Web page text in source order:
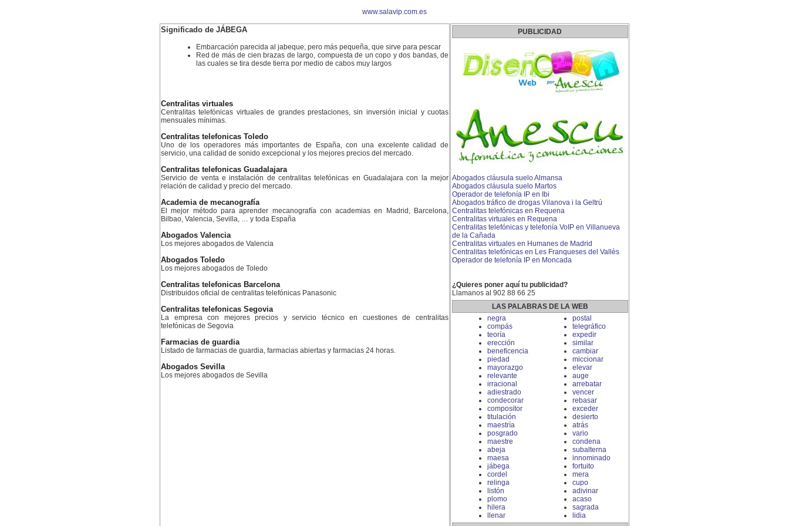
www.salavip.com.es
Significado de JÁBEGA
Embarcación parecida al jabeque, pero más pequeña, que sirve para pescar
Red de más de cien brazas de largo, compuesta de un copo y dos bandas, de
las cuales se tira desde tierra por medio de cabos muy largos
Centralitas virtuales
Centralitas telefónicas virtuales de grandes prestaciones, sin inversión inicial y cuotas
mensuales mínimas.
Centralitas telefonicas Toledo
Uno de los operadores más importantes de España, con una excelente calidad de
servicio, una calidad de sonido excepcional y los mejores precios del mercado.
Centralitas telefonicas Guadalajara
Servicio de venta e instalación de centralitas telefónicas en Guadalajara con la mejor
relación de calidad y precio del mercado.
Academia de mecanografía
El mejor método para aprender mecanografía con academias en Madrid, Barcelona,
Bilbao, Valencia, Sevilla, … y toda España
Abogados Valencia
Los mejores abogados de Valencia
Abogados Toledo
Los mejores abogados de Toledo
Centralitas telefonicas Barcelona
Distribuidos oficial de centralitas telefónicas Panasonic
Centralitas telefonicas Segovia
La empresa con mejores precios y servicio técnico en cuestiones de centralitas
telefónicas de Segovia
Farmacias de guardia
Listado de farmacias de guardia, farmacias abiertas y farmacias 24 horas.
Abogados Sevilla
Los mejores abogados de Sevilla
PUBLICIDAD
Abogados cláusula suelo Almansa
Abogados cláusula suelo Martos
Operador de telefonía IP en Ibi
Abogados tráfico de drogas Vilanova i la Geltrú
Centralitas telefónicas en Requena
Centralitas virtuales en Requena
Centralitas telefónicas y telefonía VoIP en Villanueva
de la Cañada
Centralitas virtuales en Humanes de Madrid
Centralitas telefónicas en Les Franqueses del Vallès
Operador de telefonía IP en Moncada
¿Quieres poner aquí tu publicidad?
Llamanos al 902 88 66 25
LAS PALABRAS DE LA WEB
negra
compás
teoría
erección
beneficencia
piedad
mayorazgo
relevante
irracional
adiestrado
condecorar
compositor
titulación
maestría
posgrado
maestre
abeja
maesa
jábega
cordel
relinga
listón
plomo
hilera
llenar
postal
telegráfico
expedir
similar
cambiar
miccionar
elevar
auge
arrebatar
vencer
rebasar
exceder
desierto
atrás
vario
condena
subalterna
innominado
fortuito
mera
cupo
adivinar
acaso
sagrada
lidia